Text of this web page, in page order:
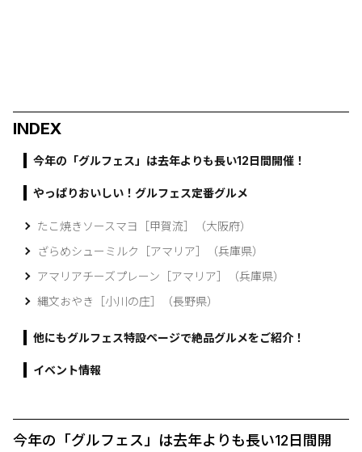
INDEX
今年の「グルフェス」は去年よりも長い12日間開催！
やっぱりおいしい！グルフェス定番グルメ
たこ焼きソースマヨ［甲賀流］（大阪府）
ざらめシューミルク［アマリア］（兵庫県）
アマリアチーズプレーン［アマリア］（兵庫県）
縄文おやき［小川の庄］（長野県）
他にもグルフェス特設ページで絶品グルメをご紹介！
イベント情報
今年の「グルフェス」は去年よりも長い12日間開